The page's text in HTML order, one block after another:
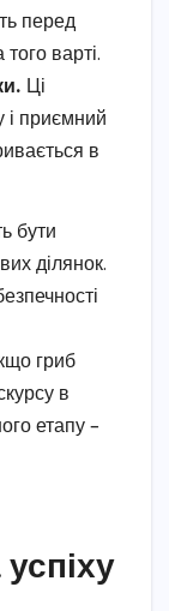
перед
варті.
Ці
і приємний
в
бути
ділянок.
гриб
в
етапу –